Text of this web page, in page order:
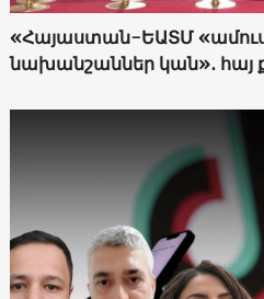
«Հայաստան-ԵԱՏՄ
նախանշաններ կան»․